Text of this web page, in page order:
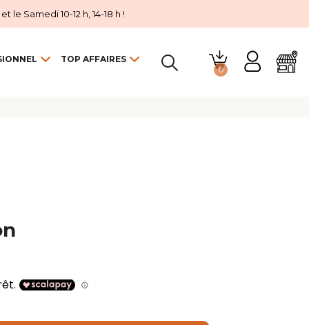
le Samedi 10-12 h, 14-18 h !
TOP AFFAIRES
0